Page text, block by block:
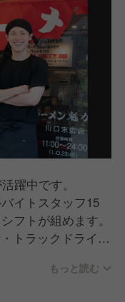
躍中です。
イトスタッフ15
フトが組めます。
トラックドライバ
しています。もっと読む